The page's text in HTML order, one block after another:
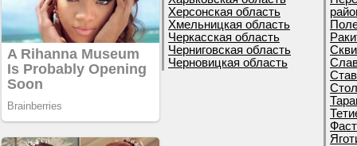
Херсонская область
Хмельницкая область
Черкасская область
Черниговская область
Черновицкая область